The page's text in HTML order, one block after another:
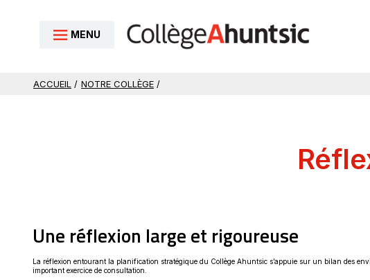
MENU
ACCUEIL / NOTRE COLLÈGE /
Une réflexion large et rigoureuse
La réflexion entourant la planification stratégique du Collège Ahuntsic s’appuie sur un bilan des
important exercice de consultation.